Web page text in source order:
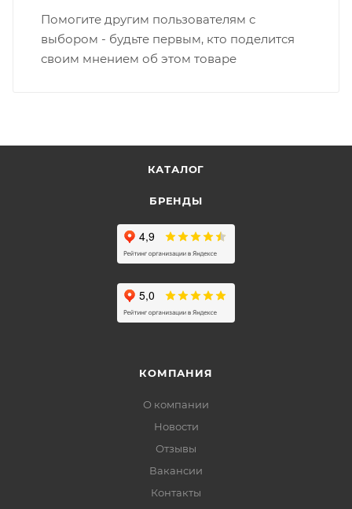
Помогите другим пользователям с
выбором - будьте первым, кто поделится
своим мнением об этом товаре
КАТАЛОГ
БРЕНДЫ
КОМПАНИЯ
О компании
Новости
Отзывы
Вакансии
Контакты